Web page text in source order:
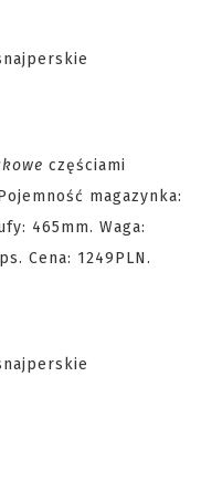
częściami
magazynka:
465mm. Waga:
Cena: 1249PLN.